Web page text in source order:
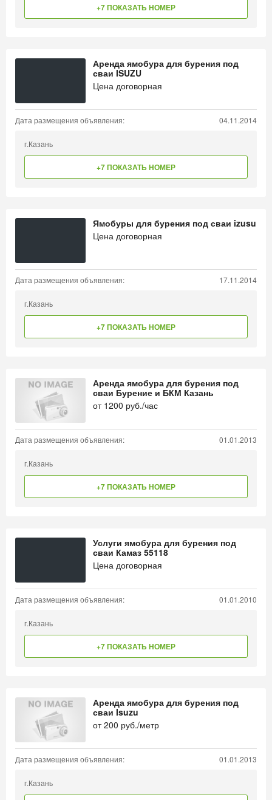
+7 ПОКАЗАТЬ НОМЕР
Аренда ямобура для бурения под
сваи ISUZU
Цена договорная
Дата размещения объявления: 04.11.2014
г.Казань
+7 ПОКАЗАТЬ НОМЕР
Ямобуры для бурения под сваи izusu
Цена договорная
Дата размещения объявления: 17.11.2014
г.Казань
+7 ПОКАЗАТЬ НОМЕР
Аренда ямобура для бурения под
сваи Бурение и БКМ Казань
от 1200 руб./час
Дата размещения объявления: 01.01.2013
г.Казань
+7 ПОКАЗАТЬ НОМЕР
Услуги ямобура для бурения под
сваи Камаз 55118
Цена договорная
Дата размещения объявления: 01.01.2010
г.Казань
+7 ПОКАЗАТЬ НОМЕР
Аренда ямобура для бурения под
сваи Isuzu
от200 руб./метр
Дата размещения объявления: 01.01.2013
г.Казань